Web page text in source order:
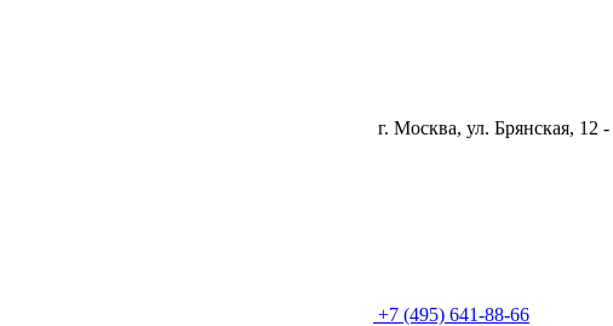
г. Москва, ул. Брянская, 12 -
+7 (495) 641-88-66